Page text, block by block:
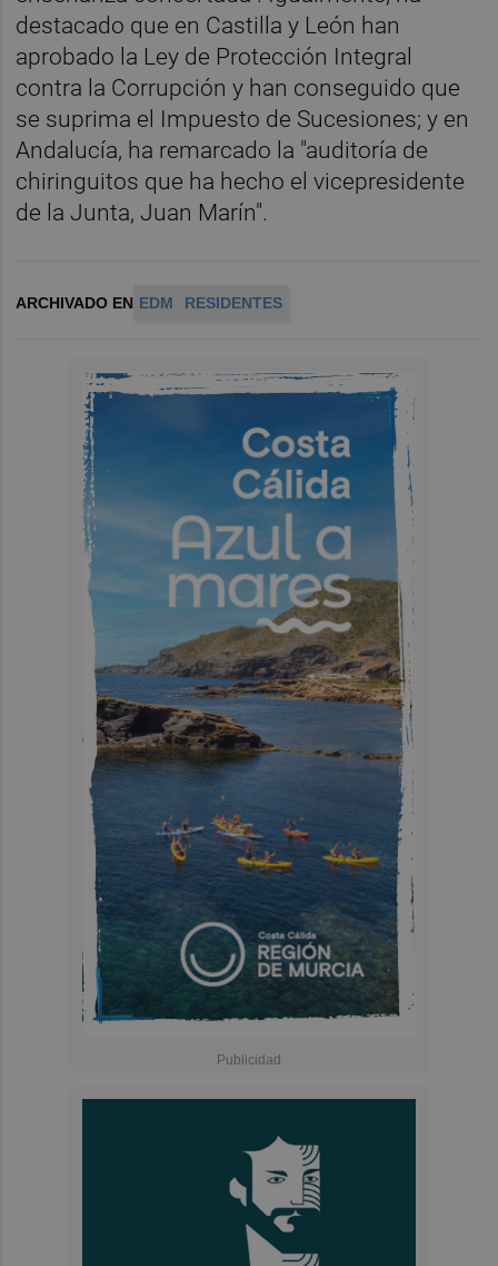
destacado que en Castilla y León han
aprobado la Ley de Protección Integral
contra la Corrupción y han conseguido que
se suprima el Impuesto de Sucesiones; y en
Andalucía, ha remarcado la "auditoría de
chiringuitos que ha hecho el vicepresidente
de la Junta, Juan Marín".
ARCHIVADO EN EDM RESIDENTES